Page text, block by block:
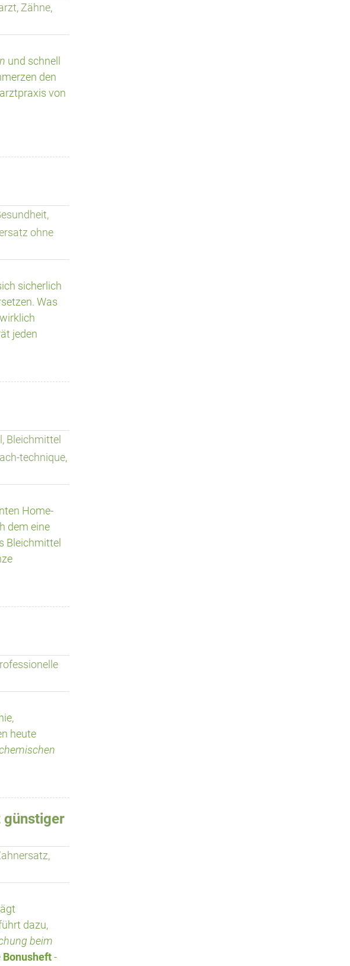
, Zähne,
und schnell
den
von
,
ohne
sicherlich
Was
jeden
, Bleichmittel
technique,
Home-
dem eine
Bleichmittel
heute
günstiger
,
dazu,
beim
Bonusheft-